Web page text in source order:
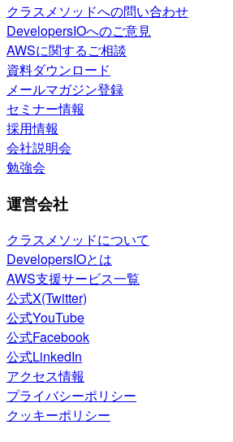
クラスメソッドへの問い合わせ
DevelopersIOへのご意見
AWSに関するご相談
資料ダウンロード
メールマガジン登録
セミナー情報
採用情報
会社説明会
勉強会
運営会社
クラスメソッドについて
DevelopersIOとは
AWS支援サービス一覧
公式X(Twitter)
公式YouTube
公式Facebook
公式LinkedIn
アクセス情報
プライバシーポリシー
クッキーポリシー